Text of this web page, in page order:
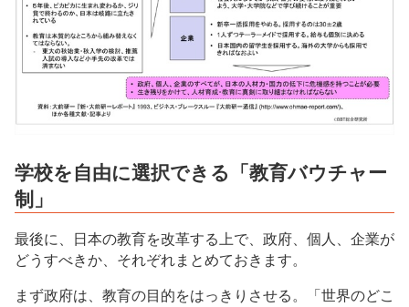
学校を自由に選択できる「教育バウチャー
制」
最後に、日本の教育を改革する上で、政府、個人、企業が
どうすべきか、それぞれまとめておきます。
まず政府は、教育の目的をはっきりさせる。「世界のどこ